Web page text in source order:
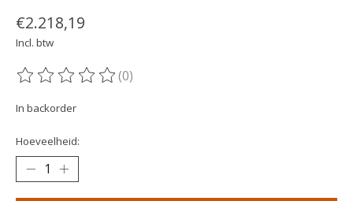
€2.218,19
Incl. btw
De beoordeling van dit product is
(0)
In backorder
Hoeveelheid: